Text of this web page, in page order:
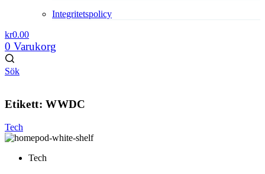
Integritetspolicy
kr0.00
0 Varukorg
Sök
Etikett: WWDC
Tech
Tech